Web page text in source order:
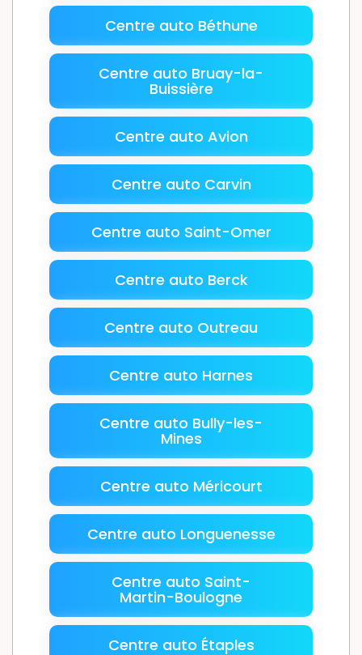
Centre auto Béthune
Centre auto Bruay-la-
Buissière
Centre auto Avion
Centre auto Carvin
Centre auto Saint-Omer
Centre auto Berck
Centre auto Outreau
Centre auto Harnes
Centre auto Bully-les-
Mines
Centre auto Méricourt
Centre auto Longuenesse
Centre auto Saint-
Martin-Boulogne
Centre auto Étaples